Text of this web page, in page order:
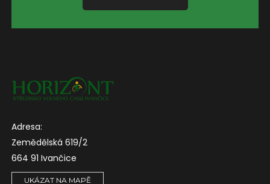
Adresa:
Zemědělská 619/2
664 91 Ivančice
UKÁZAT NA MAPĚ